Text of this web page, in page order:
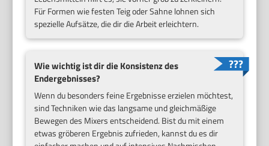
Für Formen wie festen Teig oder Sahne lohnen sich
spezielle Aufsätze, die dir die Arbeit erleichtern.
Wie wichtig ist dir die Konsistenz des
Endergebnisses?
Wenn du besonders feine Ergebnisse erzielen möchtest,
sind Techniken wie das langsame und gleichmäßige
Bewegen des Mixers entscheidend. Bist du mit einem
etwas gröberen Ergebnis zufrieden, kannst du es dir